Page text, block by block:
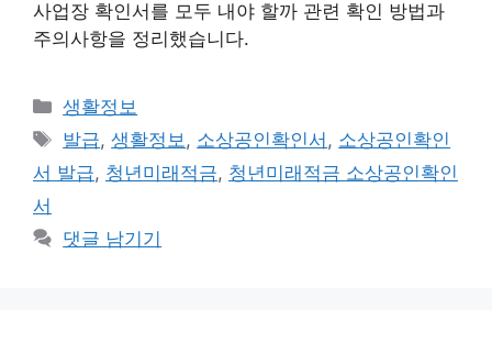
사업장 확인서를 모두 내야 할까 관련 확인 방법과
주의사항을 정리했습니다.
카
테
리
생활정보
태
그
발급,생활정보, 소상공인확인서 , 소상공인확인
서 발급, 청년미래적금, 청년미래적금 소상공인확인
서
댓글 남기기